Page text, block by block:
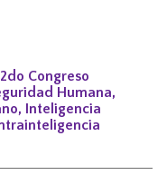
Congreso
Humana,
Inteligencia